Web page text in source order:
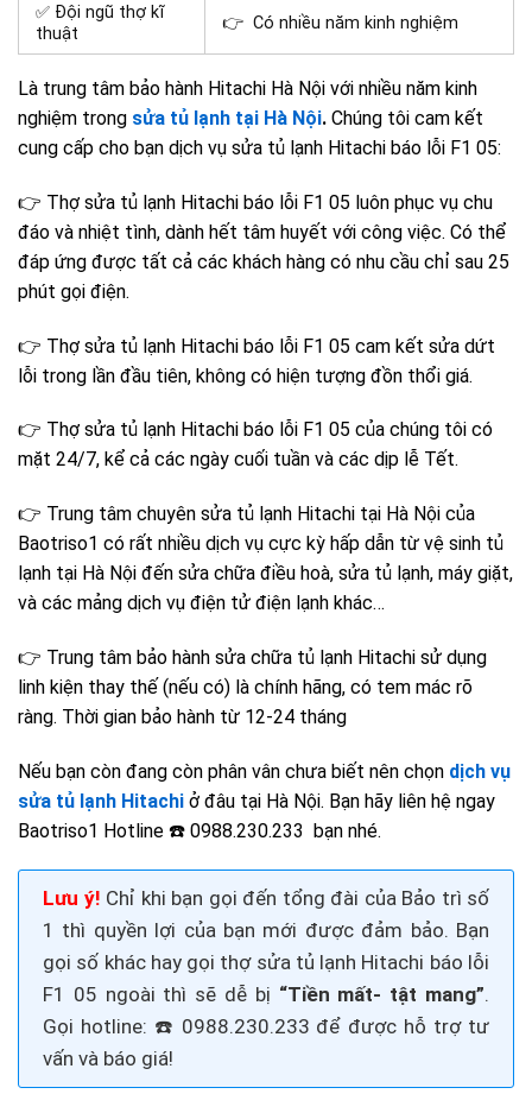
✅ Đội ngũ thợ kĩ
thuật
👉 Có nhiều năm kinh nghiệm
Là trung tâm bảo hành Hitachi Hà Nội với nhiều năm kinh
nghiệm trong sửa tủ lạnh tại Hà Nội. Chúng tôi cam kết
cung cấp cho bạn dịch vụ sửa tủ lạnh Hitachi báo lỗi F1 05:
👉 Thợ sửa tủ lạnh Hitachi báo lỗi F1 05 luôn phục vụ chu
đáo và nhiệt tình, dành hết tâm huyết với công việc. Có thể
đáp ứng được tất cả các khách hàng có nhu cầu chỉ sau 25
phút gọi điện.
👉 Thợ sửa tủ lạnh Hitachi báo lỗi F1 05 cam kết sửa dứt
lỗi trong lần đầu tiên, không có hiện tượng đồn thổi giá.
👉 Thợ sửa tủ lạnh Hitachi báo lỗi F1 05 của chúng tôi có
mặt 24/7, kể cả các ngày cuối tuần và các dịp lễ Tết.
👉 Trung tâm chuyên sửa tủ lạnh Hitachi tại Hà Nội của
Baotriso1 có rất nhiều dịch vụ cực kỳ hấp dẫn từ vệ sinh tủ
lạnh tại Hà Nội đến sửa chữa điều hoà, sửa tủ lạnh, máy giặt,
và các mảng dịch vụ điện tử điện lạnh khác…
👉 Trung tâm bảo hành sửa chữa tủ lạnh Hitachi sử dụng
linh kiện thay thế (nếu có) là chính hãng, có tem mác rõ
ràng. Thời gian bảo hành từ 12-24 tháng
Nếu bạn còn đang còn phân vân chưa biết nên chọn dịch vụ
sửa tủ lạnh Hitachi ở đâu tại Hà Nội. Bạn hãy liên hệ ngay
Baotriso1 Hotline ☎️ 0988.230.233 bạn nhé.
Lưu ý! Chỉ khi bạn gọi đến tổng đài của Bảo trì số
1 thì quyền lợi của bạn mới được đảm bảo. Bạn
gọi số khác hay gọi thợ sửa tủ lạnh Hitachi báo lỗi
F1 05 ngoài thì sẽ dễ bị “Tiền mất- tật mang”.
Gọi hotline: ☎️ 0988.230.233 để được hỗ trợ tư
vấn và báo giá!